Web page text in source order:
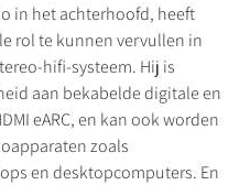
in het achterhoofd, heeft
rol te kunnen vervullen in
hifi-systeem. Hij is
aan bekabelde digitale en
eARC, en kan ook worden
zoals
en desktopcomputers. En